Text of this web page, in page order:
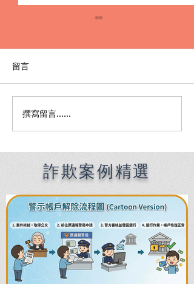
Premier English
Speaking Criminal
Filipinos in Taiwan:
Chien Sheng
International Law Firm
留言
撰寫留言......
詐欺案例精選